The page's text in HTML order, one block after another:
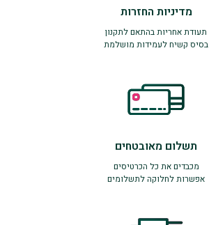
מדיניות החזרות
תעודת אחריות בהתאם לתקנון
בסיס קשיח לעמידות מושלמת
תשלום מאובטחים
מכבדים את כל הכרטיסים
אפשרות לחלוקה לתשלומים